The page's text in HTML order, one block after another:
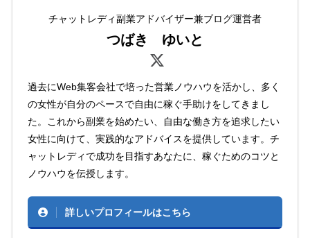
チャットレディ副業アドバイザー兼ブログ運営者
つばき ゆいと
過去にWeb集客会社で培った営業ノウハウを活かし、多く
の女性が自分のペースで自由に稼ぐ手助けをしてきまし
た。これから副業を始めたい、自由な働き方を追求したい
女性に向けて、実践的なアドバイスを提供しています。チ
ャットレディで成功を目指すあなたに、稼ぐためのコツと
ノウハウを伝授します。
詳しいプロフィールはこちら